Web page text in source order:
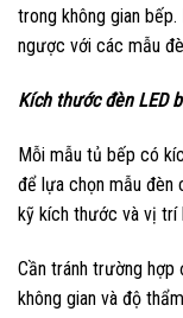
trong không gian
ngược với các mẫu
Kích thước đèn LED
Mỗi mẫu tủ bếp có
để lựa chọn mẫu
kỹ kích thước và vị trí
Cần tránh trường hợp
không gian và độ